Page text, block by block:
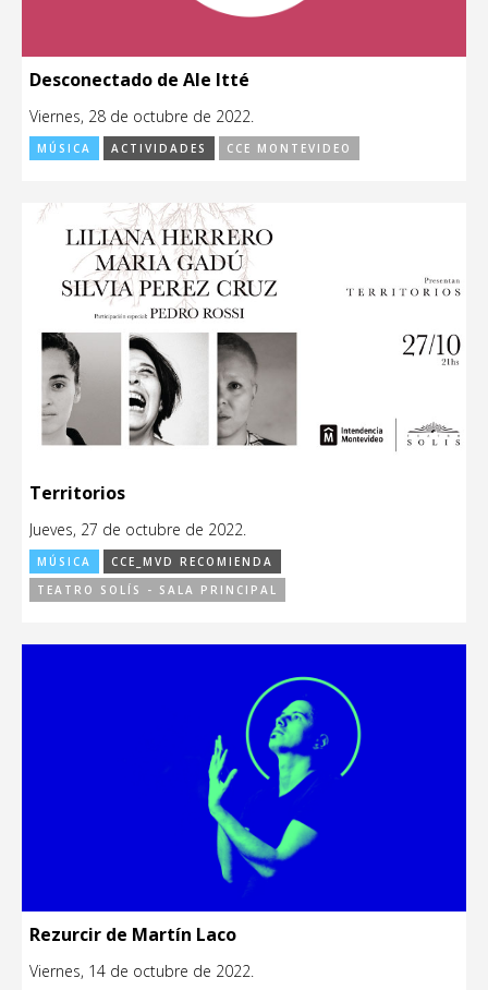
Desconectado de Ale Itté
Viernes, 28 de octubre de 2022.
MÚSICA ACTIVIDADES CCE MONTEVIDEO
Territorios
Jueves, 27 de octubre de 2022.
MÚSICA
CCE_MVD RECOMIENDA
TEATRO SOLÍS - SALA PRINCIPAL
Rezurcir de Martín Laco
Viernes, 14 de octubre de 2022.